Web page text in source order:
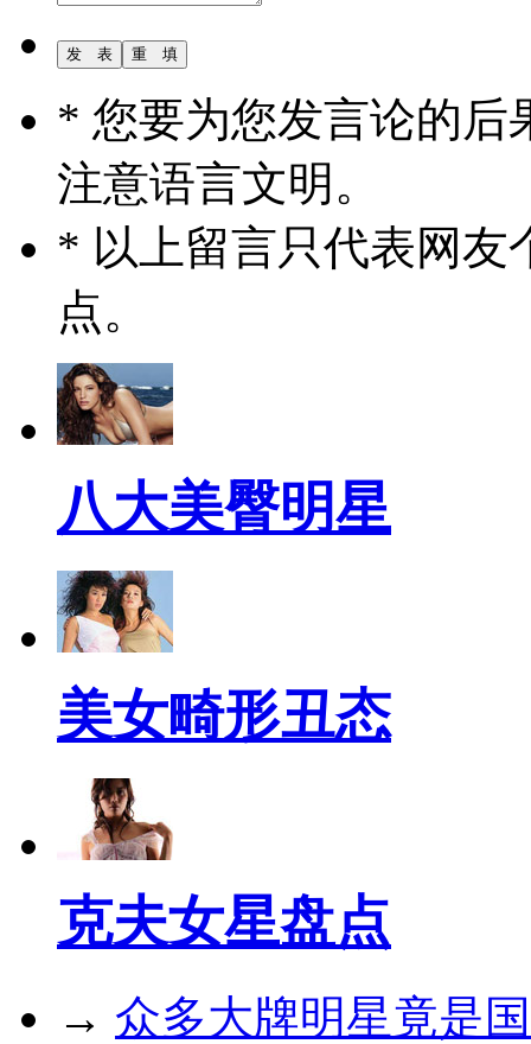
* 您要为您发言论的后
注意语言文明。
* 以上留言只代表网友
点。
八大美臀明星
美女畸形丑态
克夫女星盘点
→ 众多大牌明星竟是